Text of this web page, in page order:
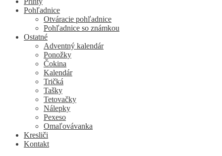
Pohľadnice
Otváracie pohľadnice
Pohľadnice so známkou
Ostatné
Adventný kalendár
Ponožky
Čokina
Kalendár
Tričká
Tašky
Tetovačky
Nálepky
Pexeso
Omaľovávanka
Kresliči
Kontakt